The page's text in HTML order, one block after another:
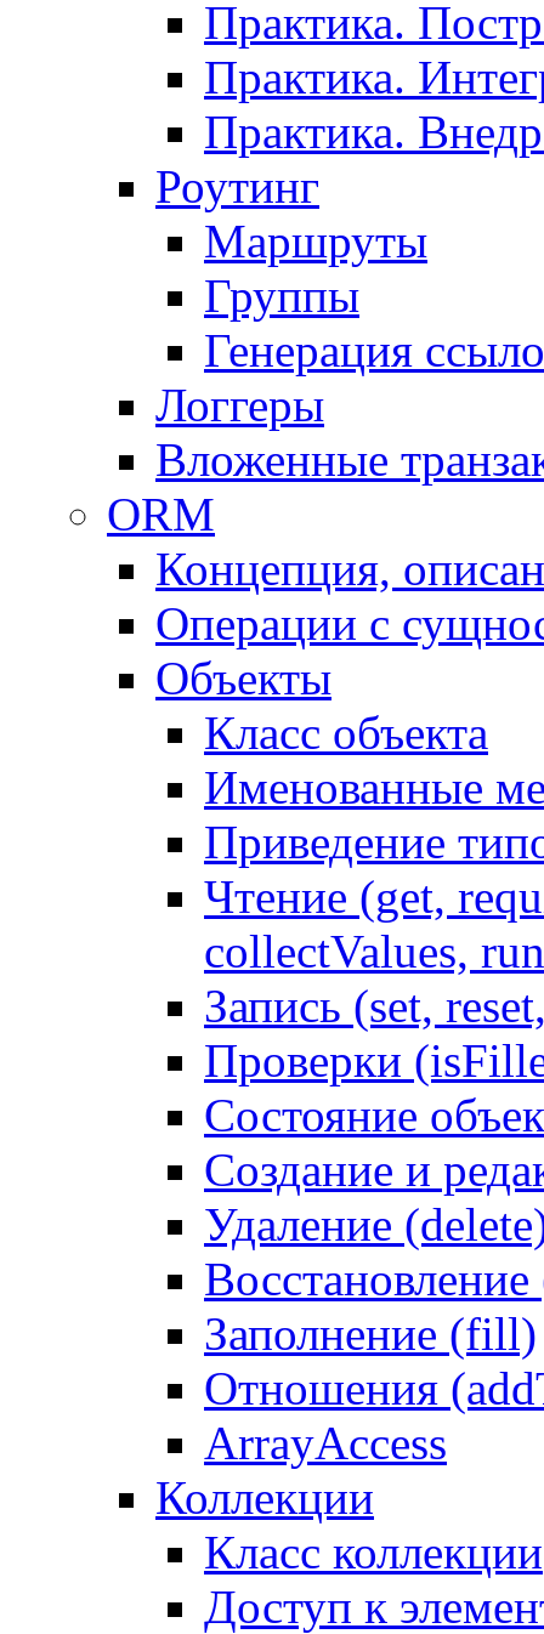
Практика.
Практика.
Практика.
Роутинг
Маршруты
Группы
Генерация
Логгеры
Вложенные
ORM
Концепция,
Операции с
Объекты
Класс объекта
Именованные
Приведение
Чтение (get,
collectValues,
Запись (set,
Проверки
Состояние
Создание и
Удаление
Заполнение (fill)
Отношения
ArrayAccess
Коллекции
Класс коллекции
Доступ к